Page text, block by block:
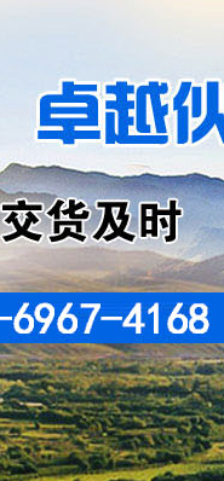
消防移动水池